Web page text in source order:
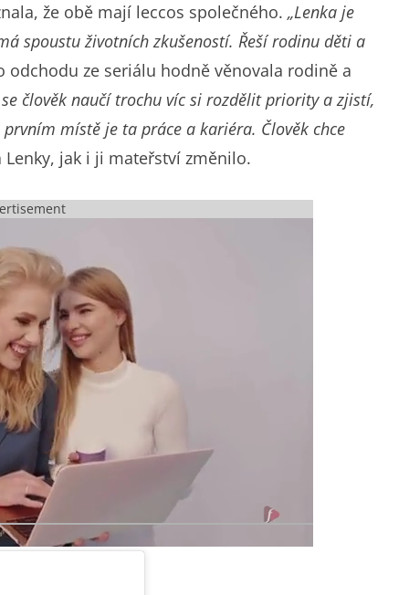
že obě mají leccos společného. „Lenka je
spoustu životních zkušeností. Řeší rodinu děti a
ze seriálu hodně věnovala rodině a
se člověk naučí trochu víc si rozdělit priority a zjistí,
místě je ta práce a kariéra. Člověk chce
jak i ji mateřství změnilo.